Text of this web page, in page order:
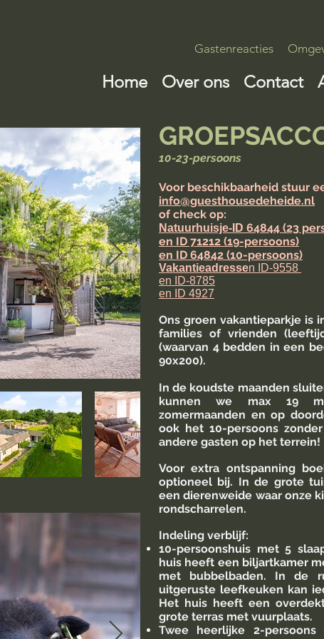
Gastenreacties
Home Over ons Contact
10-23-persoons
Voor beschikbaarheid stuur
info@guesthousedeheide.nl
of check op:
Natuurhuisje-ID 64844 (23
en ID 71212 (19-persoons)
en ID 64842 (10-persoons)
Vakantieadressen ID-9558
en
ID-8785
en ID 4927
Ons groen vakantieparkje is
families of vrienden
(waarvan 4 bedden in een
90x200).
In de koudste maanden
kunnen we max 19
zomermaanden en op
ook het 10-persoons
andere gasten op het terrein!
Voor extra ontspanning
optioneel bij. In de grote
een dierenweide waar onze
rondscharrelen.
Indeling verblijf:
10-persoonshuis met 5
huis heeft een biljartkamer
met bubbelbaden. In de
uitgeruste leefkeuken kan
Het huis heeft een
grote terras met vuurplaats.
Twee heerlijke 2-persoons